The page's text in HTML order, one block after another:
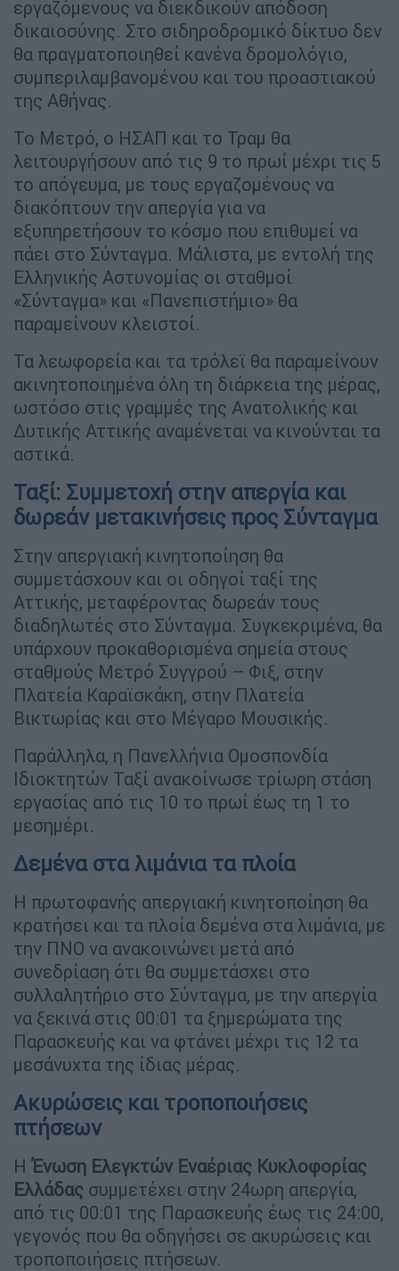
εργαζόμενους να διεκδικούν απόδοση
δικαιοσύνης. Στο σιδηροδρομικό δίκτυο δεν
θα πραγματοποιηθεί κανένα δρομολόγιο,
συμπεριλαμβανομένου και του προαστιακού
της Αθήνας.
Το Μετρό, ο ΗΣΑΠ και το Τραμ θα
λειτουργήσουν από τις 9 το πρωί μέχρι τις 5
το απόγευμα, με τους εργαζομένους να
διακόπτουν την απεργία για να
εξυπηρετήσουν το κόσμο που επιθυμεί να
πάει στο Σύνταγμα. Μάλιστα, με εντολή της
Ελληνικής Αστυνομίας οι σταθμοί
«Σύνταγμα» και «Πανεπιστήμιο» θα
παραμείνουν κλειστοί.
Τα λεωφορεία και τα τρόλεϊ θα παραμείνουν
ακινητοποιημένα όλη τη διάρκεια της μέρας,
ωστόσο στις γραμμές της Ανατολικής και
Δυτικής Αττικής αναμένεται να κινούνται τα
αστικά.
Ταξί: Συμμετοχή στην απεργία και
δωρεάν μετακινήσεις προς Σύνταγμα
Στην απεργιακή κινητοποίηση θα
συμμετάσχουν και οι οδηγοί ταξί της
Αττικής, μεταφέροντας δωρεάν τους
διαδηλωτές στο Σύνταγμα. Συγκεκριμένα, θα
υπάρχουν προκαθορισμένα σημεία στους
σταθμούς Μετρό Συγγρού – Φιξ, στην
Πλατεία Καραϊσκάκη, στην Πλατεία
Βικτωρίας και στο Μέγαρο Μουσικής.
Παράλληλα, η Πανελλήνια Ομοσπονδία
Ιδιοκτητών Ταξί ανακοίνωσε τρίωρη στάση
εργασίας από τις 10 το πρωί έως τη 1 το
μεσημέρι.
Δεμένα στα λιμάνια τα πλοία
Η πρωτοφανής απεργιακή κινητοποίηση θα
κρατήσει και τα πλοία δεμένα στα λιμάνια, με
την ΠΝΟ να ανακοινώνει μετά από
συνεδρίαση ότι θα συμμετάσχει στο
συλλαλητήριο στο Σύνταγμα, με την απεργία
να ξεκινά στις 00:01 τα ξημερώματα της
Παρασκευής και να φτάνει μέχρι τις 12 τα
μεσάνυχτα της ίδιας μέρας.
Ακυρώσεις και τροποποιήσεις
πτήσεων
Η Ένωση Ελεγκτών Εναέριας Κυκλοφορίας
Ελλάδας συμμετέχει στην 24ωρη απεργία,
από τις 00:01 της Παρασκευής έως τις 24:00,
γεγονός που θα οδηγήσει σε ακυρώσεις και
τροποποιήσεις πτήσεων.